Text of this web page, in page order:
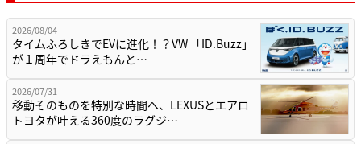
2026/08/04
タイムふろしきでEVに進化！？VW 「ID.Buzz」
が１周年でドラえもんと…
2026/07/31
移動そのものを特別な時間へ、LEXUSとエアロ
トヨタが叶える360度のラグジ…